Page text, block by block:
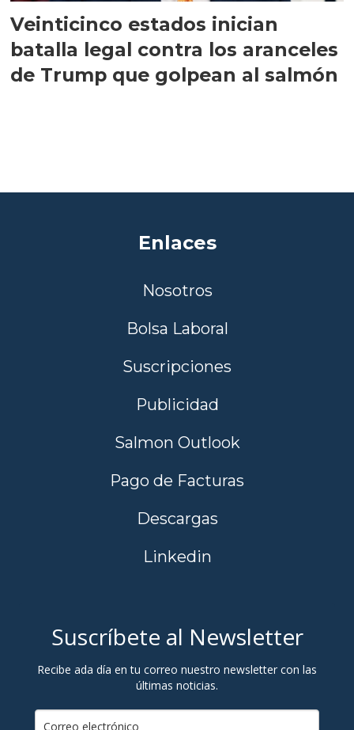
Veinticinco estados inician
batalla legal contra los aranceles
de Trump que golpean al salmón
Enlaces
Nosotros
Bolsa Laboral
Suscripciones
Publicidad
Salmon Outlook
Pago de Facturas
Descargas
Linkedin
Suscríbete al Newsletter
Recibe ada día en tu correo nuestro newsletter con las
últimas noticias.